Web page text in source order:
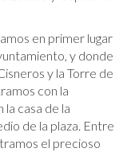
en primer lugar
y donde
y la Torre de
con la
casa de la
de la plaza. Entre
el precioso